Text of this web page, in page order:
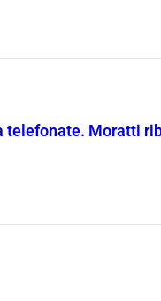
telefonate. Moratti